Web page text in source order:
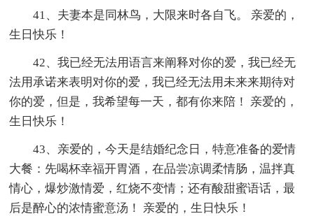
41、夫妻本是同林鸟，大限来时各自飞。 亲爱的，
生日快乐！
42、我已经无法用语言来阐释对你的爱，我已经无
法用承诺来表明对你的爱，我已经无法用未来来期待对
你的爱，但是，我希望每一天，都有你来陪！ 亲爱的，
生日快乐！
43、亲爱的，今天是结婚纪念日，特意准备的爱情
大餐：先喝杯幸福开胃酒，在品尝凉调柔情肠，温拌真
情心，爆炒激情爱，红烧不变情；还有酸甜蜜语话，最
后是醉心的浓情蜜意汤！ 亲爱的，生日快乐！